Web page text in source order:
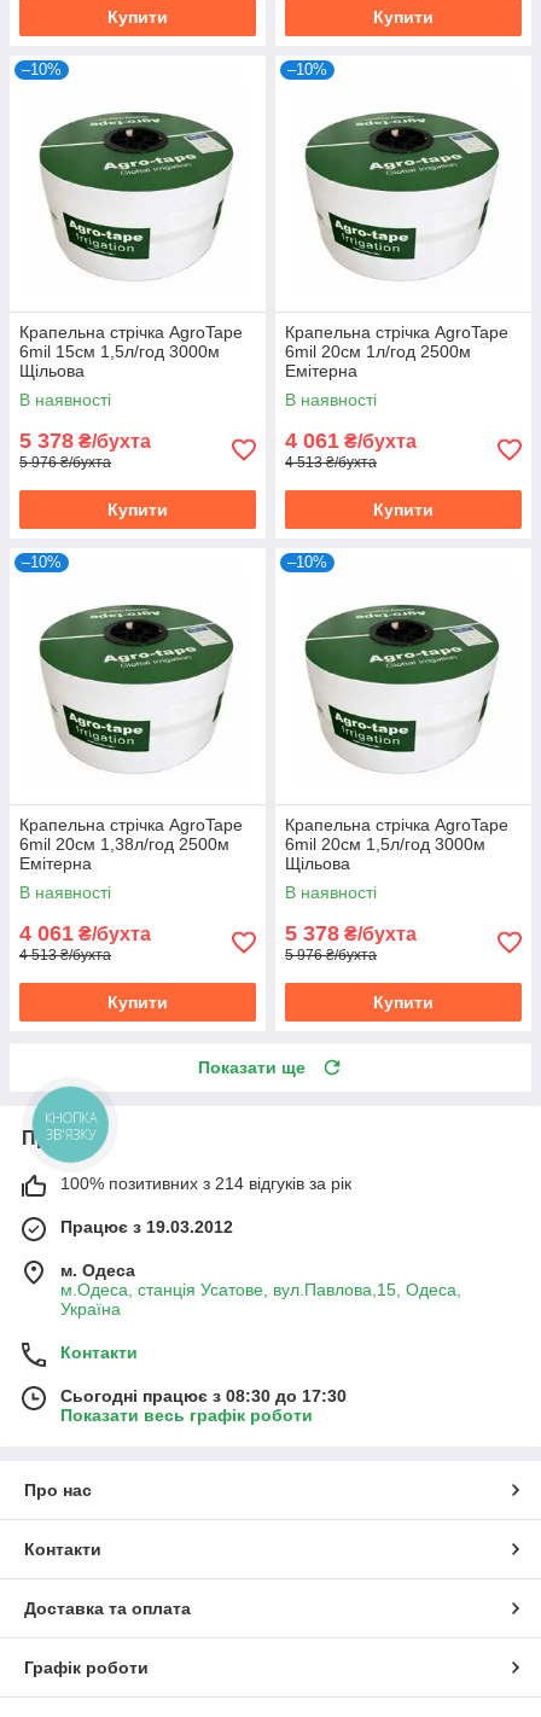
Купити Купити
–10%
Крапельна стрічка AgroTape
6mil 15см 1,5л/год 3000м
Щільова
В наявності
5 378 ₴/бухта
5 976 ₴/бухта
Купити
–10%
Крапельна стрічка AgroTape
6mil 20см 1л/год 2500м
Емітерна
В наявності
4 061 ₴/бухта
4 513 ₴/бухта
Купити
–10%
Крапельна стрічка AgroTape
6mil 20см 1,38л/год 2500м
Емітерна
В наявності
4 061 ₴/бухта
4 513 ₴/бухта
Купити
–10%
Крапельна стрічка AgroTape
6mil 20см 1,5л/год 3000м
Щільова
В наявності
5 378 ₴/бухта
5 976 ₴/бухта
Купити
Показати ще
Про нас
100% позитивних з 214 відгуків за рік
Працює з 19.03.2012
м. Одеса
м.Одеса, станція Усатове, вул.Павлова,15, Одеса,
Україна
Контакти
Сьогодні працює з 08:30 до 17:30
Показати весь графік роботи
Про нас
Контакти
Доставка та оплата
Графік роботи
КНОПКА
ЗВ'ЯЗКУ